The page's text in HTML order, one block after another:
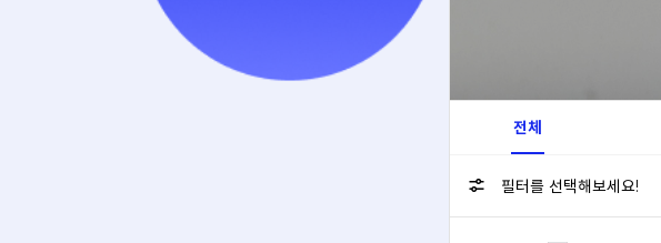
전체
필터를 선택해보세요!